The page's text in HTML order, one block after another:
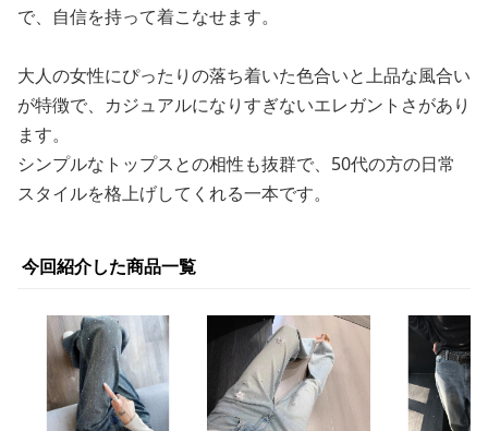
で、自信を持って着こなせます。
大人の女性にぴったりの落ち着いた色合いと上品な風合い
が特徴で、カジュアルになりすぎないエレガントさがあり
ます。
シンプルなトップスとの相性も抜群で、50代の方の日常
スタイルを格上げしてくれる一本です。
今回紹介した商品一覧